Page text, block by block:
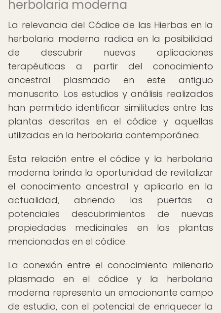
herbolaria moderna
La relevancia del Códice de las Hierbas en la
herbolaria moderna radica en la posibilidad
de descubrir nuevas aplicaciones
terapéuticas a partir del conocimiento
ancestral plasmado en este antiguo
manuscrito. Los estudios y análisis realizados
han permitido identificar similitudes entre las
plantas descritas en el códice y aquellas
utilizadas en la herbolaria contemporánea.
Esta relación entre el códice y la herbolaria
moderna brinda la oportunidad de revitalizar
el conocimiento ancestral y aplicarlo en la
actualidad, abriendo las puertas a
potenciales descubrimientos de nuevas
propiedades medicinales en las plantas
mencionadas en el códice.
La conexión entre el conocimiento milenario
plasmado en el códice y la herbolaria
moderna representa un emocionante campo
de estudio, con el potencial de enriquecer la